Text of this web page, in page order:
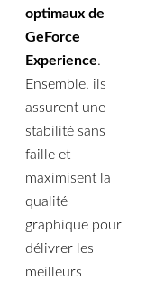
optimaux de
GeForce
Experience.
Ensemble, ils
assurent une
stabilité sans
faille et
maximisent la
qualité
graphique pour
délivrer les
meilleurs